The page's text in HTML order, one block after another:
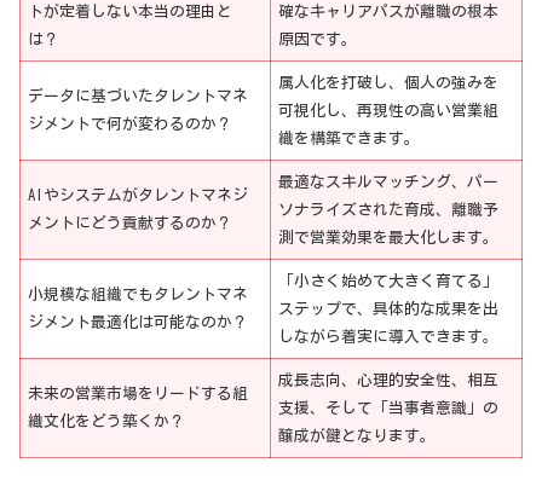
トが定着しない本当の理由と
は？
確なキャリアパスが離職の根本
原因です。
データに基づいたタレントマネ
ジメントで何が変わるのか？
属人化を打破し、個人の強みを
可視化し、再現性の高い営業組
織を構築できます。
AIやシステムがタレントマネジ
メントにどう貢献するのか？
最適なスキルマッチング、パー
ソナライズされた育成、離職予
測で営業効果を最大化します。
小規模な組織でもタレントマネ
ジメント最適化は可能なのか？
「小さく始めて大きく育てる」
ステップで、具体的な成果を出
しながら着実に導入できます。
未来の営業市場をリードする組
織文化をどう築くか？
成長志向、心理的安全性、相互
支援、そして「当事者意識」の
醸成が鍵となります。